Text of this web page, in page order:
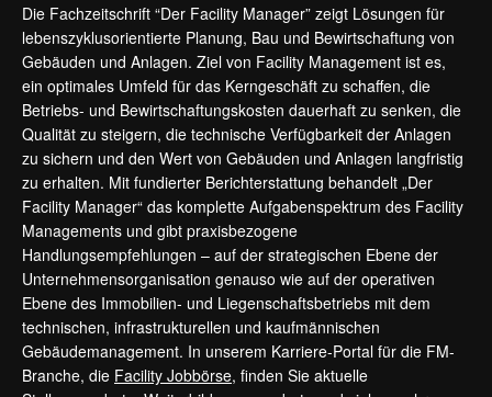
Die Fachzeitschrift “Der Facility Manager” zeigt Lösungen für
lebenszyklusorientierte Planung, Bau und Bewirtschaftung von
Gebäuden und Anlagen. Ziel von Facility Management ist es,
ein optimales Umfeld für das Kerngeschäft zu schaffen, die
Betriebs- und Bewirtschaftungskosten dauerhaft zu senken, die
Qualität zu steigern, die technische Verfügbarkeit der Anlagen
zu sichern und den Wert von Gebäuden und Anlagen langfristig
zu erhalten. Mit fundierter Berichterstattung behandelt „Der
Facility Manager“ das komplette Aufgabenspektrum des Facility
Managements und gibt praxisbezogene
Handlungsempfehlungen – auf der strategischen Ebene der
Unternehmensorganisation genauso wie auf der operativen
Ebene des Immobilien- und Liegenschaftsbetriebs mit dem
technischen, infrastrukturellen und kaufmännischen
Gebäudemanagement. In unserem Karriere-Portal für die FM-
Branche, die Facility Jobbörse, finden Sie aktuelle